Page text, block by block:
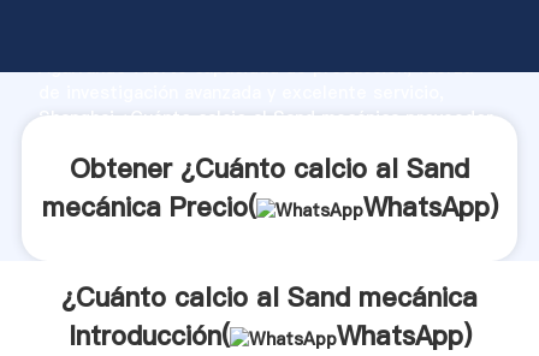
Agarrando fuerte capacidad de producción, fuerza
Shanghai ¿Cuánto calcio al Sand mecánica proveedor
Obtener ¿Cuánto calcio al Sand
mecánica Precio(
WhatsApp)
¿Cuánto calcio al Sand mecánica
Introducción(
WhatsApp)